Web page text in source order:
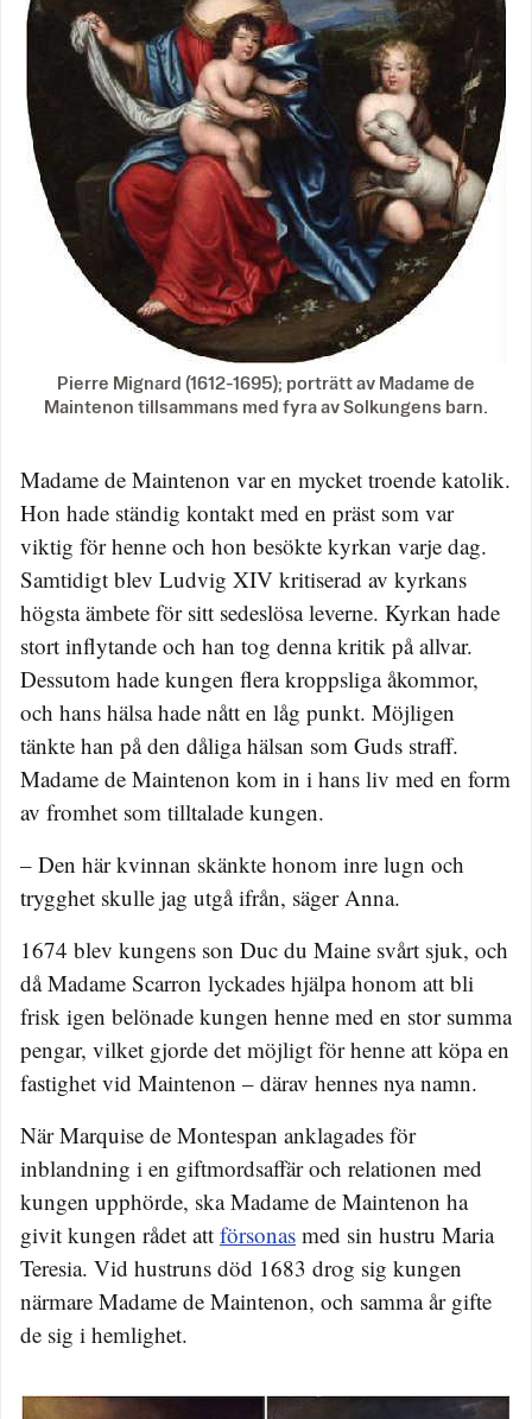
Pierre Mignard (1612-1695); porträtt av Madame de
Maintenon tillsammans med fyra av Solkungens barn.
Madame de Maintenon var en mycket troende katolik.
Hon hade ständig kontakt med en präst som var
viktig för henne och hon besökte kyrkan varje dag.
Samtidigt blev Ludvig XIV kritiserad av kyrkans
högsta ämbete för sitt sedeslösa leverne. Kyrkan hade
stort inflytande och han tog denna kritik på allvar.
Dessutom hade kungen flera kroppsliga åkommor,
och hans hälsa hade nått en låg punkt. Möjligen
tänkte han på den dåliga hälsan som Guds straff.
Madame de Maintenon kom in i hans liv med en form
av fromhet som tilltalade kungen.
– Den här kvinnan skänkte honom inre lugn och
trygghet skulle jag utgå ifrån, säger Anna.
1674 blev kungens son Duc du Maine svårt sjuk, och
då Madame Scarron lyckades hjälpa honom att bli
frisk igen belönade kungen henne med en stor summa
pengar, vilket gjorde det möjligt för henne att köpa en
fastighet vid Maintenon – därav hennes nya namn.
När Marquise de Montespan anklagades för
inblandning i en giftmordsaffär och relationen med
kungen upphörde, ska Madame de Maintenon ha
givit kungen rådet att försonas med sin hustru Maria
Teresia. Vid hustruns död 1683 drog sig kungen
närmare Madame de Maintenon, och samma år gifte
de sig i hemlighet.